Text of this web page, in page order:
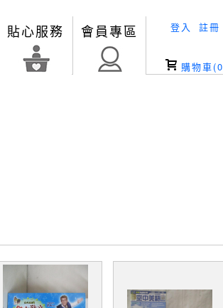
貼心服務 會員專區 登入 註冊
購物車(0